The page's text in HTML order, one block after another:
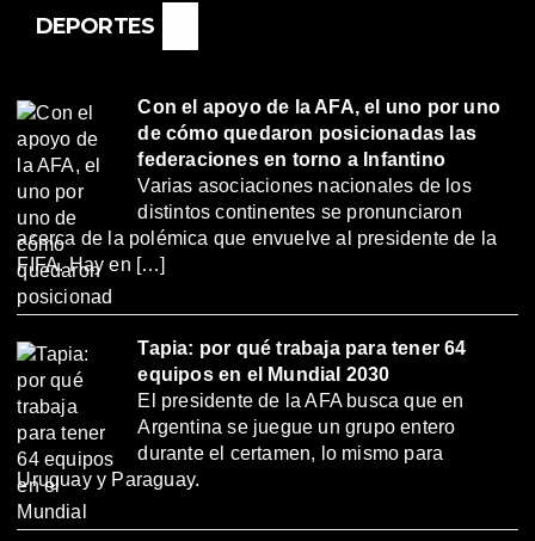
DEPORTES
Con el apoyo de la AFA, el uno por uno
de cómo quedaron posicionadas las
federaciones en torno a Infantino
Varias asociaciones nacionales de los
distintos continentes se pronunciaron
acerca de la polémica que envuelve al presidente de la
FIFA. Hay en […]
Tapia: por qué trabaja para tener 64
equipos en el Mundial 2030
El presidente de la AFA busca que en
Argentina se juegue un grupo entero
durante el certamen, lo mismo para
Uruguay y Paraguay.